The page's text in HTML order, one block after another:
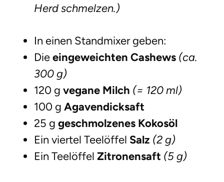
Herd schmelzen.)
In einen Standmixer geben:
Dieeingeweichten Cashews (ca.
300 g)
120 g vegane Milch (= 120 ml)
100 g Agavendicksaft
25 g geschmolzenes Kokosöl
Ein viertel Teelöffel Salz (2 g)
Ein Teelöffel Zitronensaft (5 g)